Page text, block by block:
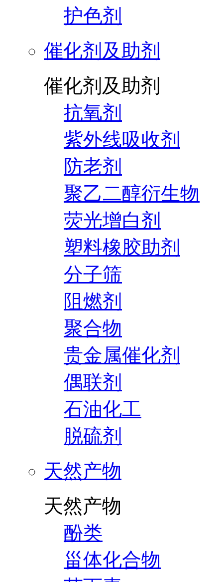
护色剂
催化剂及助剂
催化剂及助剂
抗氧剂
紫外线吸收剂
防老剂
聚乙二醇衍生物
荧光增白剂
塑料橡胶助剂
分子筛
阻燃剂
聚合物
贵金属催化剂
偶联剂
石油化工
脱硫剂
天然产物
天然产物
酚类
甾体化合物